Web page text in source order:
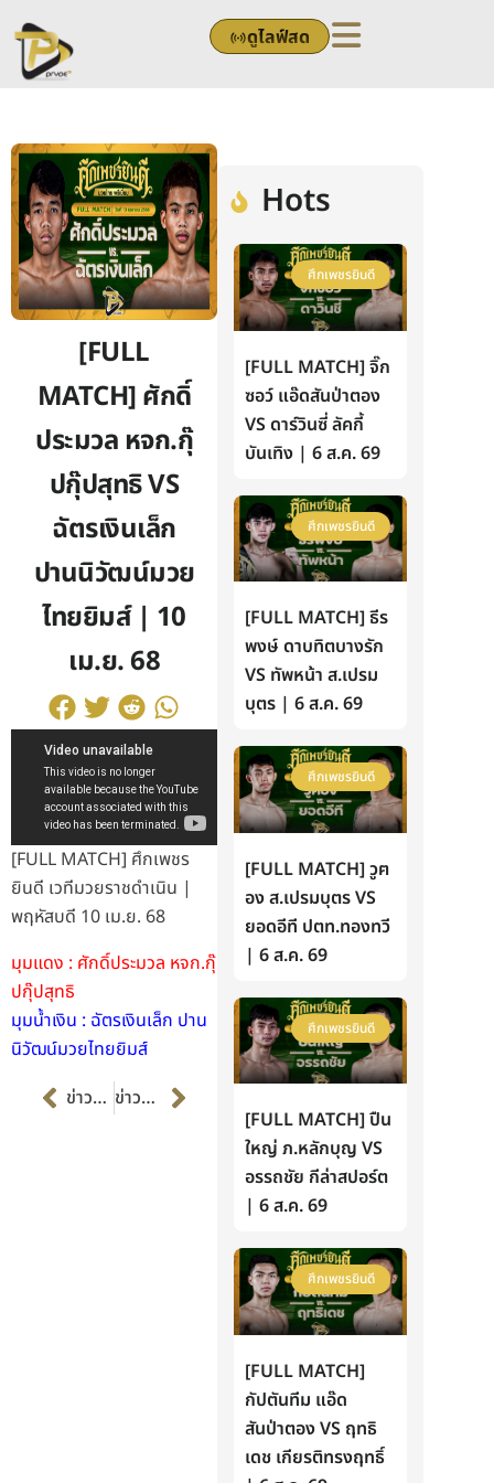
to
content
ดูไลฟ์สด
[FULL
MATCH] ศักดิ์
ประมวล หจก.กุ๊
ปกุ๊ปสุทธิ VS
ฉัตรเงินเล็ก
ปานนิวัฒน์มวย
ไทยยิมส์ | 10
เม.ย. 68
[FULL MATCH] ศึกเพชร
ยินดี เวทีมวยราชดำเนิน |
พฤหัสบดี 10 เม.ย. 68
มุมแดง : ศักดิ์ประมวล หจก.กุ๊
ปกุ๊ปสุทธิ
มุมน้ำเงิน : ฉัตรเงินเล็ก ปาน
นิวัฒน์มวยไทยยิมส์
Prevข่าวก่อนหน้า ข่าวต่อไป Next
Hots
ศึกเพชรยินดี
[FULL MATCH] จิ๊ก
ซอว์ แอ๊ดสันป่าตอง
VS ดาร์วินซี่ ลัคกี้
บันเทิง | 6 ส.ค. 69
ศึกเพชรยินดี
[FULL MATCH] ธีร
พงษ์ ดาบทิตบางรัก
VS ทัพหน้า ส.เปรม
บุตร | 6 ส.ค. 69
ศึกเพชรยินดี
[FULL MATCH] วูฅ
อง ส.เปรมบุตร VS
ยอดอีที ปตท.ทองทวี
| 6 ส.ค. 69
ศึกเพชรยินดี
[FULL MATCH] ปืน
ใหญ่ ภ.หลักบุญ VS
อรรถชัย กีล่าสปอร์ต
| 6 ส.ค. 69
ศึกเพชรยินดี
[FULL MATCH]
กัปตันทีม แอ๊ด
สันป่าตอง VS ฤทธิ
เดช เกียรติทรงฤทธิ์